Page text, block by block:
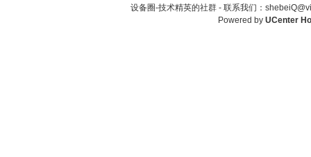
设备圈-技术精英的社群 - 联系我们：
Powered by UCenter